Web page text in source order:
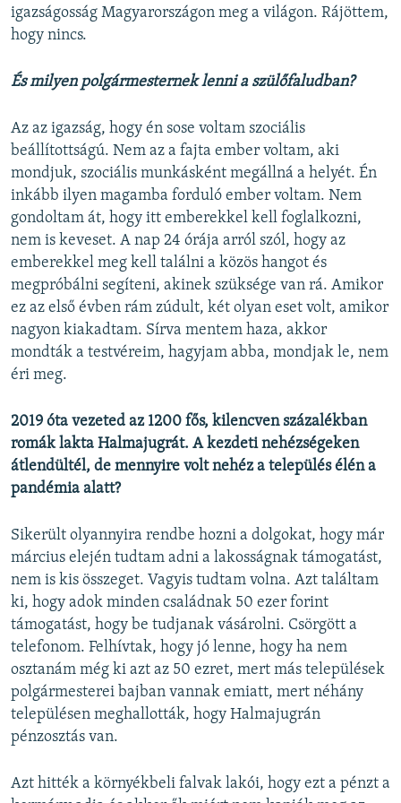
igazságosság Magyarországon meg a világon. Rájöttem,
hogy nincs.
És milyen polgármesternek lenni a szülőfaludban?
Az az igazság, hogy én sose voltam szociális
beállítottságú. Nem az a fajta ember voltam, aki
mondjuk, szociális munkásként megállná a helyét. Én
inkább ilyen magamba forduló ember voltam. Nem
gondoltam át, hogy itt emberekkel kell foglalkozni,
nem is keveset. A nap 24 órája arról szól, hogy az
emberekkel meg kell találni a közös hangot és
megpróbálni segíteni, akinek szüksége van rá. Amikor
ez az első évben rám zúdult, két olyan eset volt, amikor
nagyon kiakadtam. Sírva mentem haza, akkor
mondták a testvéreim, hagyjam abba, mondjak le, nem
éri meg.
2019 óta vezeted az 1200 fős, kilencven százalékban
romák lakta Halmajugrát. A kezdeti nehézségeken
átlendültél, de mennyire volt nehéz a település élén a
pandémia alatt?
Sikerült olyannyira rendbe hozni a dolgokat, hogy már
március elején tudtam adni a lakosságnak támogatást,
nem is kis összeget. Vagyis tudtam volna. Azt találtam
ki, hogy adok minden családnak 50 ezer forint
támogatást, hogy be tudjanak vásárolni. Csörgött a
telefonom. Felhívtak, hogy jó lenne, hogy ha nem
osztanám még ki azt az 50 ezret, mert más települések
polgármesterei bajban vannak emiatt, mert néhány
településen meghallották, hogy Halmajugrán
pénzosztás van.
Azt hitték a környékbeli falvak lakói, hogy ezt a pénzt a